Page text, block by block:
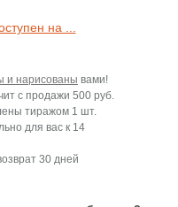
на ...
и нарисованы вами!
с продажи 500 руб.
тиражом 1 шт.
для вас к 14
30 дней